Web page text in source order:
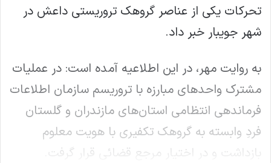
تحرکات یکی از عناصر گروهک تروریستی داعش در
شهر جویبار خبر داد.
به روایت مهر، در این اطلاعیه آمده است: در عملیات
مشترک واحدهای مبارزه با تروریسم سازمان اطلاعات
فرماندهی انتظامی استان‌های مازندران و گلستان
فردِ وابسته به گروهک تکفیری با هویت معلوم
بازداشت و در اختیار مرجع قضائی قرار گرفت.